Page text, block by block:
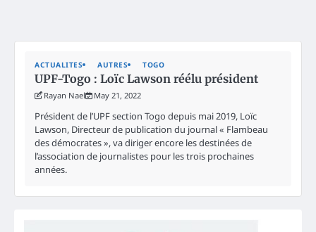
ACTUALITES AUTRES TOGO
UPF-Togo : Loïc Lawson réélu président
Rayan Nael May 21, 2022
Président de l’UPF section Togo depuis mai 2019, Loïc
Lawson, Directeur de publication du journal « Flambeau
des démocrates », va diriger encore les destinées de
l’association de journalistes pour les trois prochaines
années.